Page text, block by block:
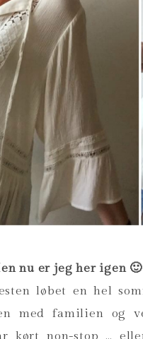
nu er jeg her igen 🙂
løbet en hel
med familien og